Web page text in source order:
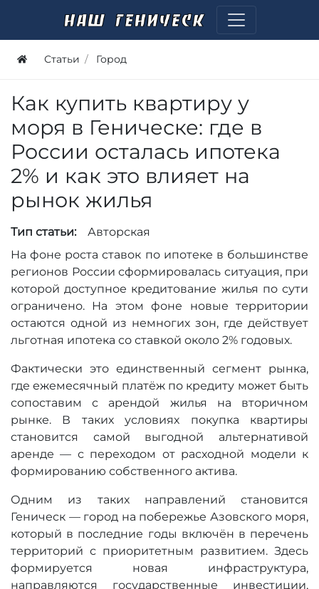
Статьи Город
Как купить квартиру у
моря в Геническе: где в
России осталась ипотека
2% и как это влияет на
рынок жилья
Тип статьи:
Авторская
На фоне роста ставок по ипотеке в большинстве
регионов России сформировалась ситуация, при
которой доступное кредитование жилья по сути
ограничено. На этом фоне новые территории
остаются одной из немногих зон, где действует
льготная ипотека со ставкой около 2% годовых.
Фактически это единственный сегмент рынка,
где ежемесячный платёж по кредиту может быть
сопоставим с арендой жилья на вторичном
рынке. В таких условиях покупка квартиры
становится самой выгодной альтернативой
аренде — с переходом от расходной модели к
формированию собственного актива.
Одним из таких направлений становится
Геническ — город на побережье Азовского моря,
который в последние годы включён в перечень
территорий с приоритетным развитием. Здесь
формируется новая инфраструктура,
направляются государственные инвестиции,